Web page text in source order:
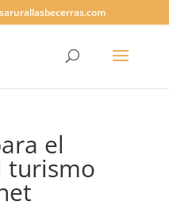
el
turismo